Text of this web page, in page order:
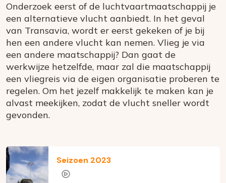
Onderzoek eerst of de luchtvaartmaatschappij je
een alternatieve vlucht aanbiedt. In het geval
van Transavia, wordt er eerst gekeken of je bij
hen een andere vlucht kan nemen. Vlieg je via
een andere maatschappij? Dan gaat de
werkwijze hetzelfde, maar zal die maatschappij
een vliegreis via de eigen organisatie proberen te
regelen. Om het jezelf makkelijk te maken kan je
alvast meekijken, zodat de vlucht sneller wordt
gevonden.
Seizoen 2023